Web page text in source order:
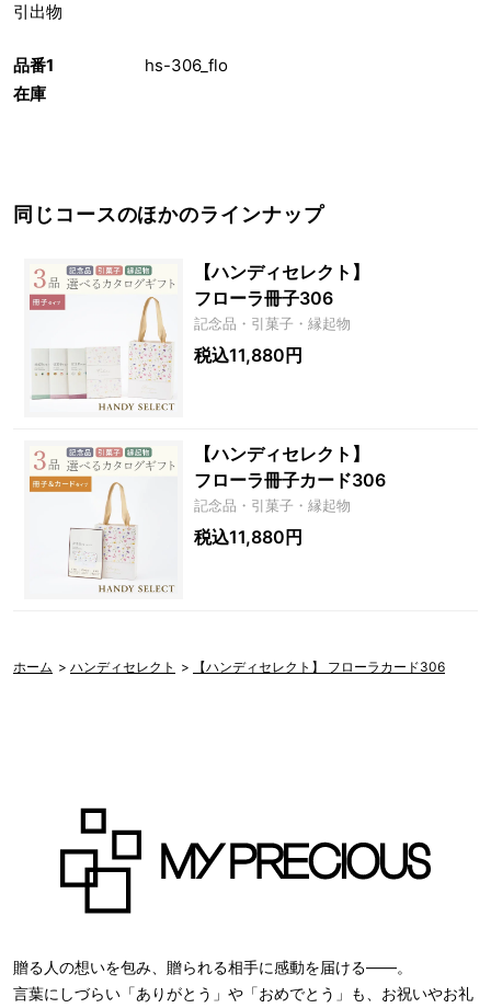
品番1
hs-306_flo
在庫
引出物
同じコースのほかのラインナップ
【ハンディセレクト】
フローラ冊子306
記念品・引菓子・縁起物
税込11,880円
【ハンディセレクト】
フローラ冊子カード306
記念品・引菓子・縁起物
税込11,880円
ホーム > ハンディセレクト > 【ハンディセレクト】 フローラカード306
贈る人の想いを包み、贈られる相手に感動を届ける――。
言葉にしづらい「ありがとう」や「おめでとう」も、お祝いやお礼